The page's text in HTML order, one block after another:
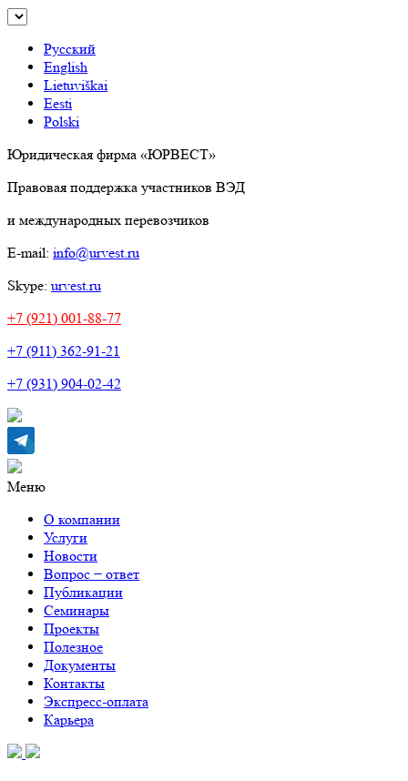
Русский
English
Lietuviškai
Eesti
Polski
Юридическая фирма «ЮРВЕСТ»
Правовая поддержка участников ВЭД
и международных перевозчиков
E-mail: info@urvest.ru
Skype: urvest.ru
+7 (921) 001-88-77
+7 (911) 362-91-21
+7 (931) 904-02-42
Меню
О компании
Услуги
Новости
Вопрос − ответ
Публикации
Семинары
Проекты
Полезное
Документы
Контакты
Экспресс-оплата
Карьера